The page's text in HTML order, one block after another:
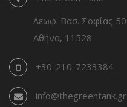
Λεωφ. Βασ. Σοφίας 50
Αθήνα, 11528
+30-210-7233384
info@thegreentank.gr